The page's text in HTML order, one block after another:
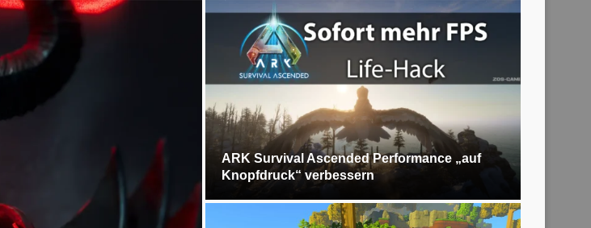
ARK Survival Ascended Performance „auf
Knopfdruck“ verbessern